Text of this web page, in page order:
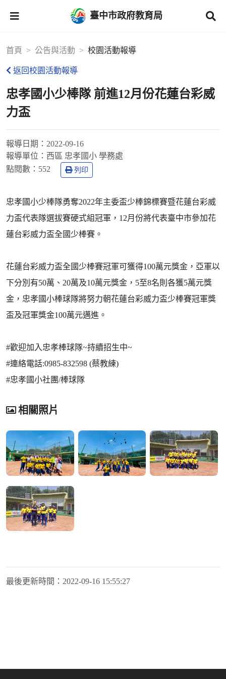
臺中市政府教育局
首頁 公告與活動 校園活動報導
返回校園活動報導
忠孝國小少棒隊 前進12月份花蓮台彩威
力盃
報導日期： 2022-09-16
報導單位： 西區 忠孝國小 學務處
點閱數： 552 列印
忠孝國小少棒隊勇奪2022年主委盃少棒錦標賽暨花蓮台彩威
力盃代表隊選拔賽硬式組冠軍，12月份將代表臺中市參加花
蓮台彩威力盃全國少棒賽。
花蓮台彩威力盃全國少棒賽冠軍可獲得100萬元獎金，亞軍以
下分別有50萬、20萬及10萬元獎金，5至8名則各獲5萬元獎
金，忠孝國小棒球隊將努力朝花蓮台彩威力盃少棒賽冠軍獎
盃及冠軍獎金100萬元邁進。
#歡迎加入忠孝棒球隊~持續招生中~
#連絡電話:0985-832598 (蔡教練)
#忠孝國小社團/棒球隊
相關照片
最後更新時間： 2022-09-16 15:55:27